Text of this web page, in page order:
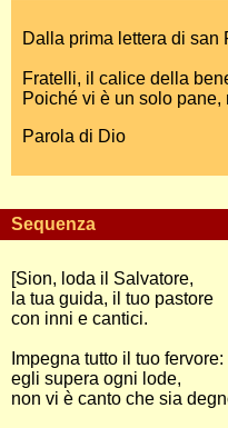
Dalla prima lettera di
Fratelli, il calice della
Poiché vi è un solo pane,
Parola di Dio
Sequenza
[Sion, loda il Salvatore,
la tua guida, il tuo pastore
con inni e cantici.
Impegna tutto il tuo fervore:
egli supera ogni lode,
non vi è canto che sia